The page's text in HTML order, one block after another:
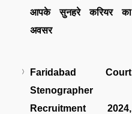
आपके सुनहरे करियर का
अवसर
Faridabad Court
Stenographer
Recruitment 2024,